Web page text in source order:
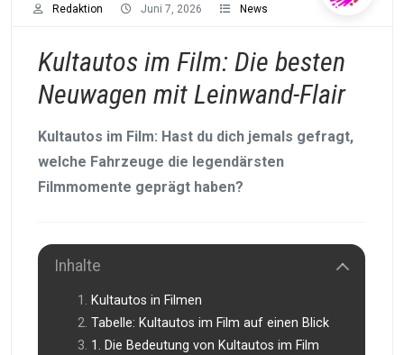
Redaktion Juni 7, 2026 News
Kultautos im Film: Die besten
Neuwagen mit Leinwand-Flair
Kultautos im Film: Hast du dich jemals gefragt,
welche Fahrzeuge die legendärsten
Filmmomente geprägt haben?
Inhalte
Kultautos in Filmen
Tabelle: Kultautos im Film auf einen Blick
1. Die Bedeutung von Kultautos im Film